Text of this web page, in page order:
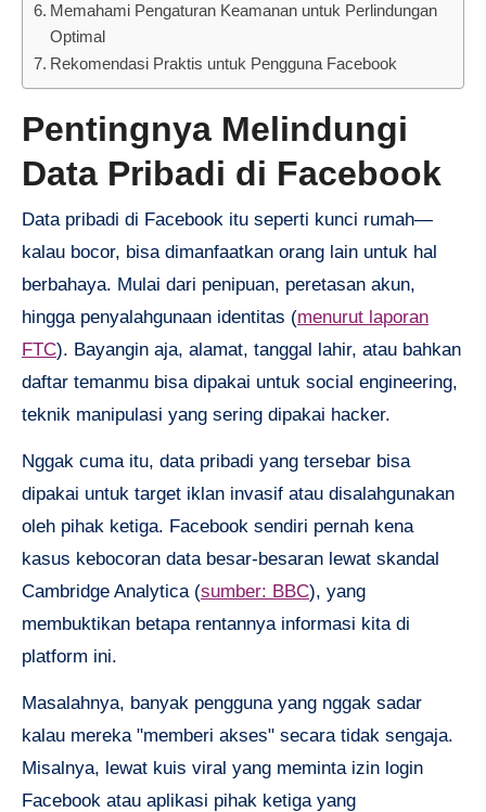
Memahami Pengaturan Keamanan untuk Perlindungan
Optimal
Rekomendasi Praktis untuk Pengguna Facebook
Pentingnya Melindungi
Data Pribadi di Facebook
Data pribadi di Facebook itu seperti kunci rumah—
kalau bocor, bisa dimanfaatkan orang lain untuk hal
berbahaya. Mulai dari penipuan, peretasan akun,
hingga penyalahgunaan identitas (menurut laporan
FTC). Bayangin aja, alamat, tanggal lahir, atau bahkan
daftar temanmu bisa dipakai untuk social engineering,
teknik manipulasi yang sering dipakai hacker.
Nggak cuma itu, data pribadi yang tersebar bisa
dipakai untuk target iklan invasif atau disalahgunakan
oleh pihak ketiga. Facebook sendiri pernah kena
kasus kebocoran data besar-besaran lewat skandal
Cambridge Analytica (sumber: BBC), yang
membuktikan betapa rentannya informasi kita di
platform ini.
Masalahnya, banyak pengguna yang nggak sadar
kalau mereka "memberi akses" secara tidak sengaja.
Misalnya, lewat kuis viral yang meminta izin login
Facebook atau aplikasi pihak ketiga yang